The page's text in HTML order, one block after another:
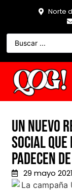
Norte
Un nuevo
social que
padecen de
29 mayo 2021